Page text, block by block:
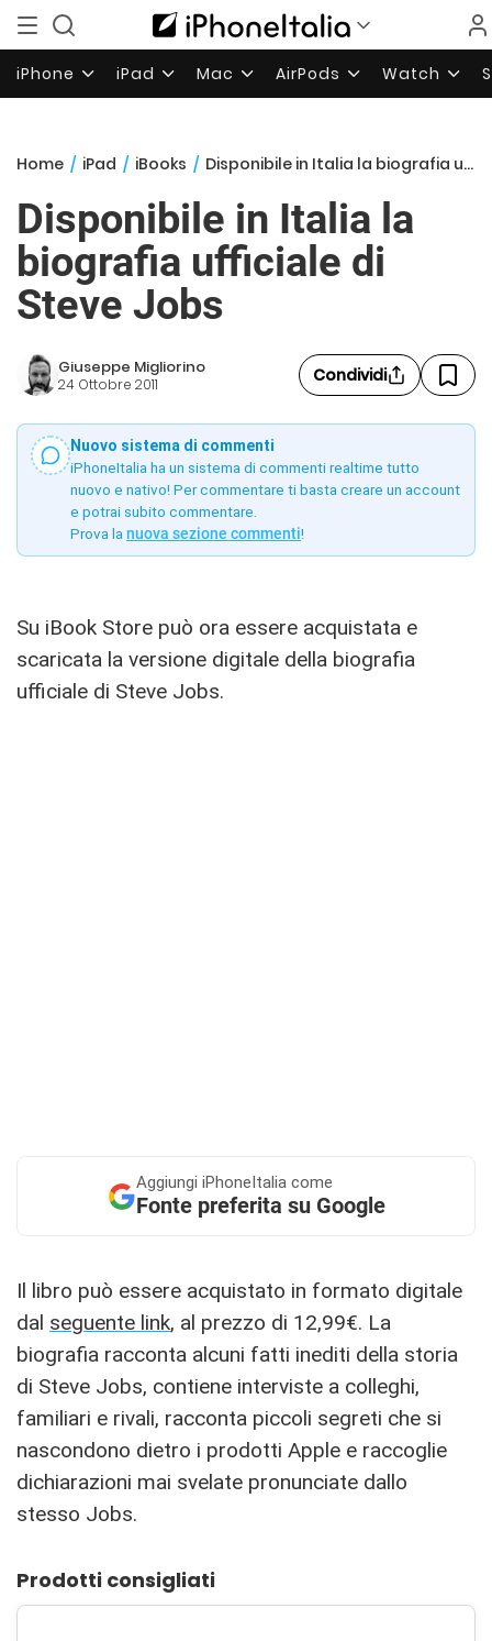
iPhone iPad Mac AirPods Watch
Home / iPad / iBooks / Disponibile in Italia la biografia ufficiale di Steve Jobs
Disponibile in Italia la
biografia ufficiale di
Steve Jobs
Giuseppe Migliorino
24 Ottobre 2011 Condividi
Nuovo sistema di commenti
iPhoneItalia ha un sistema di commenti realtime tutto
nuovo e nativo! Per commentare ti basta creare un account
e potrai subito commentare.
Prova la nuova sezione commenti!
Su iBook Store può ora essere acquistata e
scaricata la versione digitale della biografia
ufficiale di Steve Jobs.
Aggiungi iPhoneItalia come
Fonte preferita su Google
Il libro può essere acquistato in formato digitale
dal seguente link, al prezzo di 12,99€. La
biografia racconta alcuni fatti inediti della storia
di Steve Jobs, contiene interviste a colleghi,
familiari e rivali, racconta piccoli segreti che si
nascondono dietro i prodotti Apple e raccoglie
dichiarazioni mai svelate pronunciate dallo
stesso Jobs.
Prodotti consigliati